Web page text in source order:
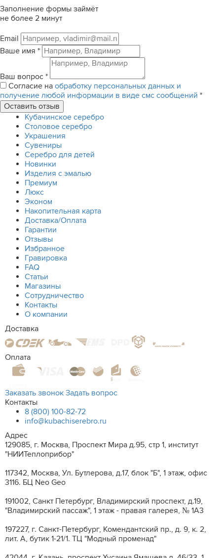
Заполнение формы займёт
не более 2 минут
Email
Ваше имя *
Ваш вопрос *
Согласие на обработку персональных данных и
получение любой информации в виде смс сообщений *
Кубачинское серебро
Столовое серебро
Украшения
Сувениры
Серебро для детей
Новинки
Изделия с эмалью
Премиум
Люкс
Эконом
Накопительная карта
Доставка/Оплата
Гарантии
Отзывы
Избранное
Гравировка
FAQ
Статьи
Магазины
Сотрудничество
Контакты
О компании
Доставка
Оплата
Заказать звонок Задать вопрос
Контакты
8 (800) 100-82-72
info@kubachiserebro.ru
Адрес
129085, г. Москва, Проспект Мира д.95, стр 1, институт
"НИИТеплоприбор"
117342, Москва, Ул. Бутлерова, д.17, блок "Б", 1 этаж, офис
3116. БЦ Neo Geo
191002, Санкт Петербург, Владимирский проспект, д.19,
"Владимирский пассаж", 1 этаж - правая галерея, № 1А3
197227, г. Санкт-Петербург, Комендантский пр., д. 9, к. 2,
лит. A, бутик 1-21/1. ТЦ "Модный променад"